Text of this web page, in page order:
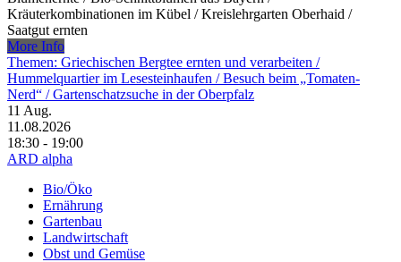
Kräuterkombinationen im Kübel /​ Kreislehrgarten Oberhaid /​
Saatgut ernten
More Info
Themen: Griechischen Bergtee ernten und verarbeiten /​
Hummelquartier im Lesesteinhaufen /​ Besuch beim „Tomaten-
Nerd“ /​ Gartenschatzsuche in der Oberpfalz
11 Aug.
11.08.2026
18:30 - 19:00
ARD alpha
Bio/Öko
Ernährung
Gartenbau
Landwirtschaft
Obst und Gemüse